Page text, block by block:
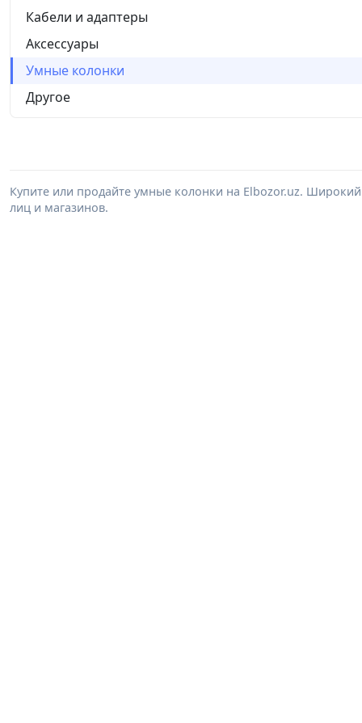
Кабели и адаптеры
Аксессуары
Умные колонки
Другое
Купите или продайте умные колонки на Elbozor.uz.
лиц и магазинов.